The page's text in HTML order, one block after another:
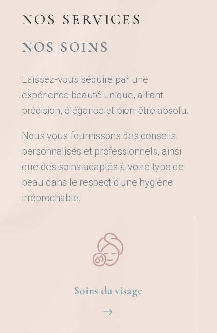
NOS SERVICES
NOS SOINS
Laissez-vous séduire par une
expérience beauté unique, alliant
précision, élégance et bien-être absolu.
Nous vous fournissons des conseils
personnalisés et professionnels, ainsi
que des soins adaptés à votre type de
peau dans le respect d'une hygiène
irréprochable.
Soins du visage
$